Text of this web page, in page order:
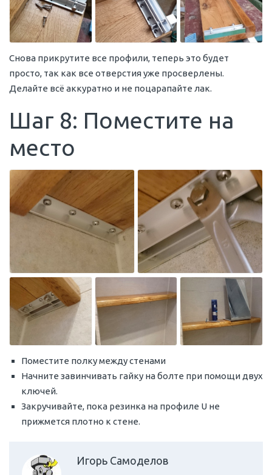
Снова прикрутите все профили, теперь это будет
просто, так как все отверстия уже просверлены.
Делайте всё аккуратно и не поцарапайте лак.
Шаг 8: Поместите на
место
Поместите полку между стенами
Начните завинчивать гайку на болте при помощи двух
ключей.
Закручивайте, пока резинка на профиле U не
прижмется плотно к стене.
Игорь Самоделов